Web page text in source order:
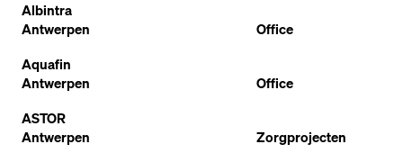
Albintra
Antwerpen
Office
Aquafin
Antwerpen
Office
ASTOR
Antwerpen
Zorgprojecten